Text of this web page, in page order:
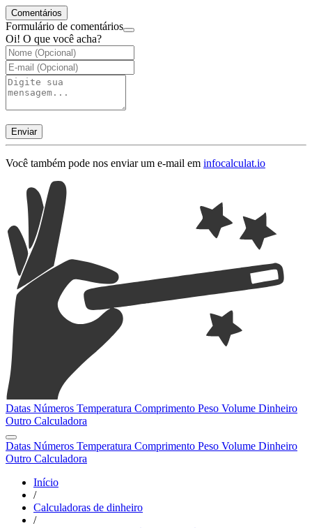
Comentários
Formulário de comentários
Oi! O que você acha?
Enviar
Você também pode nos enviar um e-mail em infocalculat.io
Datas Números Temperatura Comprimento Peso Volume Dinheiro
Outro Calculadora
Datas Números Temperatura Comprimento Peso Volume Dinheiro
Outro Calculadora
Início
/
Calculadoras de dinheiro
/